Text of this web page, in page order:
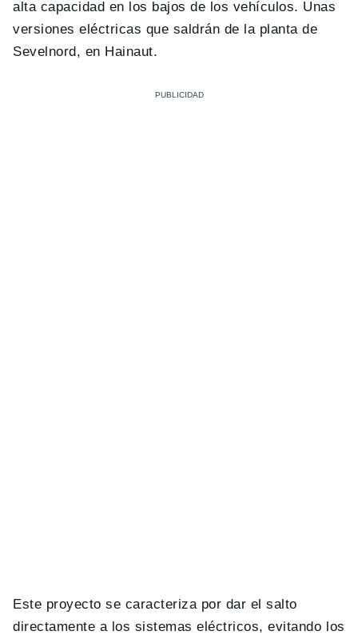
alta capacidad en los bajos de los vehículos. Unas
versiones eléctricas que saldrán de la planta de
Sevelnord, en Hainaut.
Este proyecto se caracteriza por dar el salto
directamente a los sistemas eléctricos, evitando los